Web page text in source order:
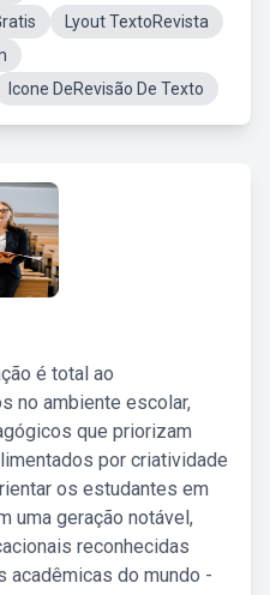
Lyout TextoRevista
Icone DeRevisão De Texto
é total ao
no ambiente escolar,
que priorizam
por criatividade
os estudantes em
uma geração notável,
reconhecidas
do mundo -